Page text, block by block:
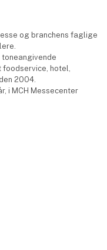
og branchens faglige
toneangivende
foodservice, hotel,
2004.
i MCH Messecenter